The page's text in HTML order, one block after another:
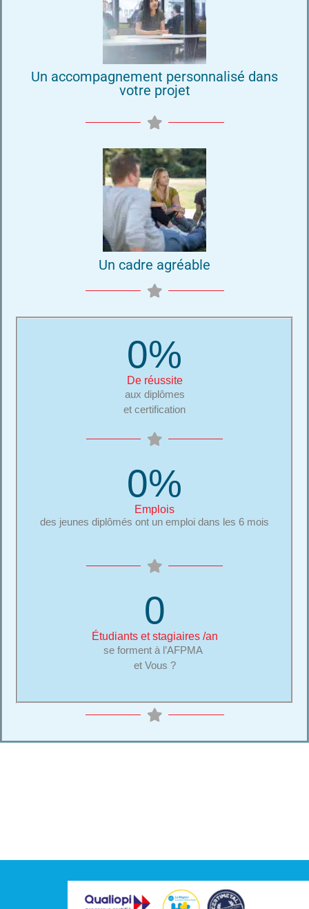
Un accompagnement personnalisé dans
votre projet
Un cadre agréable
De réussite
0%
aux diplômes
et certification
Emplois
0%
des jeunes diplômés ont un emploi dans les 6 mois
Étudiants et stagiaires /an
0
se forment à l’AFPMA
et Vous ?